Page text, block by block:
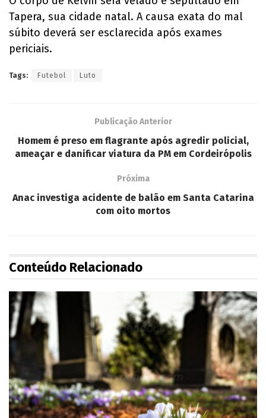
Tapera, sua cidade natal. A causa exata do mal
súbito deverá ser esclarecida após exames
periciais.
Tags: Futebol Luto
Publicação Anterior
Homem é preso em flagrante após agredir policial,
ameaçar e danificar viatura da PM em Cordeirópolis
Próxima
Anac investiga acidente de balão em Santa Catarina
com oito mortos
Conteúdo Relacionado